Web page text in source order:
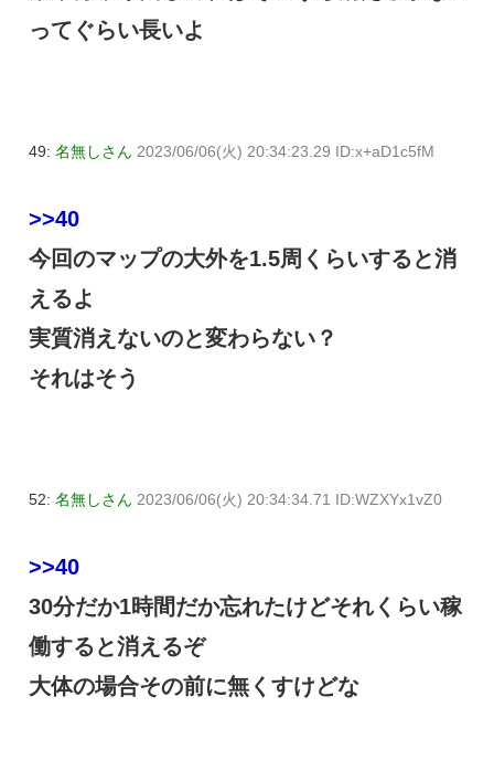
ってぐらい長いよ
49: 名無しさん 2023/06/06(火) 20:34:23.29 ID:x+aD1c5fM
>>40
今回のマップの大外を1.5周くらいすると消
えるよ
実質消えないのと変わらない？
それはそう
52: 名無しさん 2023/06/06(火) 20:34:34.71 ID:WZXYx1vZ0
>>40
30分だか1時間だか忘れたけどそれくらい稼
働すると消えるぞ
大体の場合その前に無くすけどな